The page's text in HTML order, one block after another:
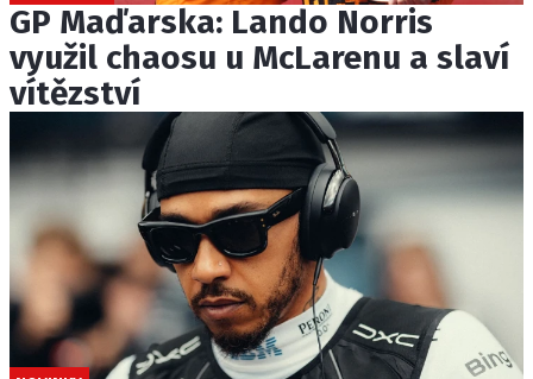
GP Maďarska: Lando Norris
využil chaosu u McLarenu a slaví
vítězství